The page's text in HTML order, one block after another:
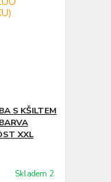
S KŠILTEM
XXL
Skladem 2